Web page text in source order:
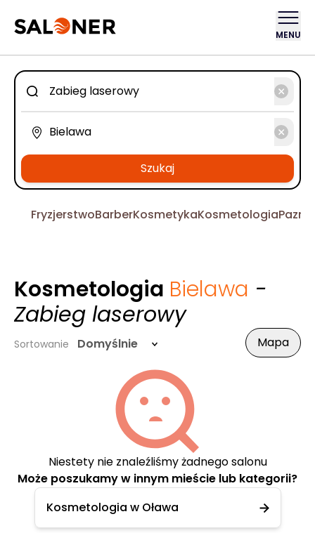
MENU
Szukaj
FryzjerstwoBarberKosmetykaKosmetologia
Kosmetologia Bielawa -
Zabieg laserowy
Sortowanie Domyślnie Mapa
Niestety nie znaleźliśmy żadnego salonu
Może poszukamy w innym mieście lub kategorii?
Kosmetologia w Oława